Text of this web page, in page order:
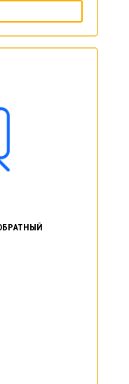
ОБРАТНЫЙ